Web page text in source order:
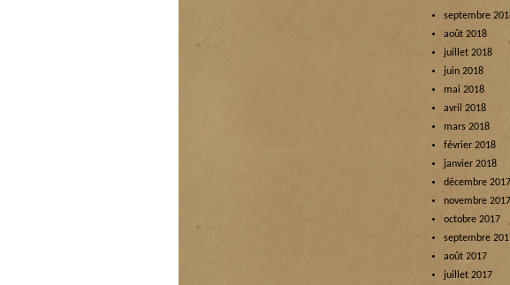
septembre
août 2018
juillet 2018
juin 2018
mai 2018
avril 2018
mars 2018
février 2018
janvier 2018
décembre 2017
novembre 2017
octobre 2017
septembre
août 2017
juillet 2017